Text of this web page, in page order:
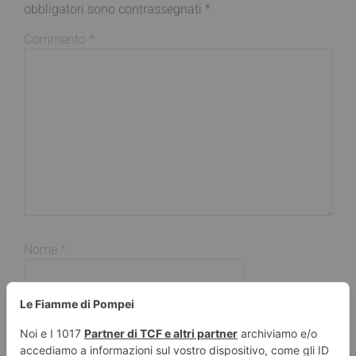
obbligatori sono contrassegnati *
Commento *
Nome *